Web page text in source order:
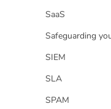
SaaS
Safeguarding
SIEM
SLA
SPAM